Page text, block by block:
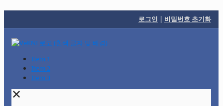
로그인 | 비밀번호 초기화
Item 1
Item 2
Item 3
✕